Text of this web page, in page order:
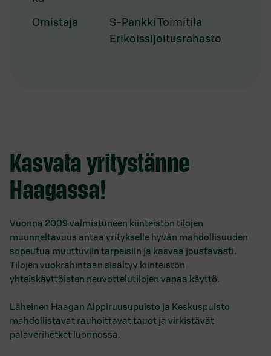
Omistaja
S-Pankki Toimitila
Erikoissijoitusrahasto
Kasvata yritystänne
Haagassa!
Vuonna 2009 valmistuneen kiinteistön tilojen
muunneltavuus antaa yritykselle hyvän mahdollisuuden
sopeutua muuttuviin tarpeisiin ja kasvaa joustavasti.
Tilojen vuokrahintaan sisältyy kiinteistön
yhteiskäyttöisten neuvottelutilojen vapaa käyttö.
Läheinen Haagan Alppiruusupuisto ja Keskuspuisto
mahdollistavat rauhoittavat tauot ja virkistävät
palaverihetket luonnossa.